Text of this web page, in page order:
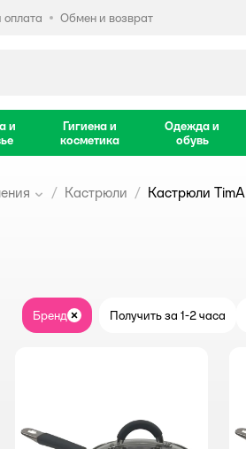
оплата Обмен и возврат
и
Гигиена и
косметика
Одежда и
обувь
Кастрюли Кастрюли TimA
Бренд ЗакрытьПолучить за 1-2 часа